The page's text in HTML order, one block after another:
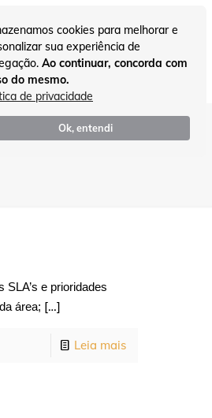
cookies para melhorar e
sua experiência de
Ao continuar, concorda com
do mesmo.
de privacidade
Ok, entendi
Entre em Contato
e prioridades
área; […]
Leia mais